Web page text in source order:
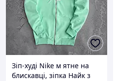
Зіп-худі Nike м ятне на
блискавці, зіпка Найк з